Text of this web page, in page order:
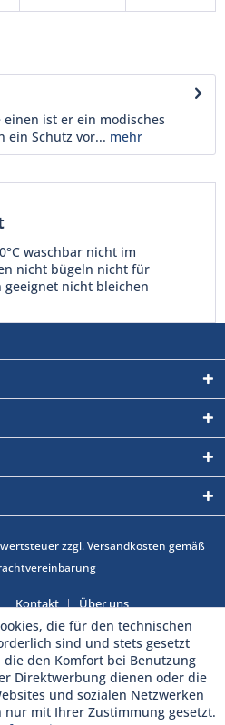
ist er ein modisches
ein Schutz vor... mehr
waschbar nicht im
nicht bügeln nicht für
geeignet nicht bleichen
zzgl. Versandkosten gemäß
Kontakt Über uns
die für den technischen
sind und stets gesetzt
die den Komfort bei Benutzung
Direktwerbung dienen oder die
und sozialen Netzwerken
mit Ihrer Zustimmung gesetzt.